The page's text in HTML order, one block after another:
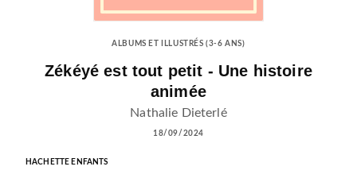
ALBUMS ET ILLUSTRÉS (3-6 ANS)
Zékéyé est tout petit - Une histoire
animée
Nathalie Dieterlé
18/09/2024
HACHETTE ENFANTS